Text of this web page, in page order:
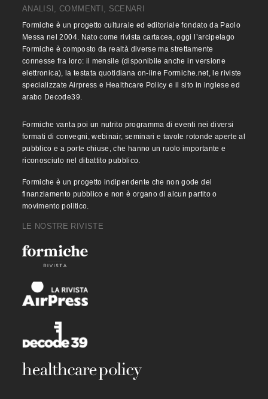
ANALISI, COMMENTI, SCENARI
Formiche è un progetto culturale ed editoriale fondato da Paolo
Messa nel 2004. Nato come rivista cartacea, oggi l’arcipelago
Formiche è composto da realtà diverse ma strettamente
connesse fra loro: il mensile (disponibile anche in versione
elettronica), la testata quotidiana on-line Formiche.net, le riviste
specializzate Airpress e Healthcare Policy e il sito in inglese ed
arabo Decode39.
Formiche vanta poi un nutrito programma di eventi nei diversi
formati di convegni, webinair, seminari e tavole rotonde aperte al
pubblico e a porte chiuse, che hanno un ruolo importante e
riconosciuto nel dibattito pubblico.
Formiche è un progetto indipendente che non gode del
finanziamento pubblico e non è organo di alcun partito o
movimento politico.
LE NOSTRE RIVISTE